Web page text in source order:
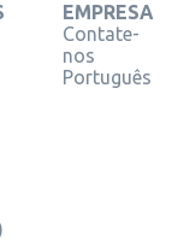
EMPRESA
Contate-
nos
Português